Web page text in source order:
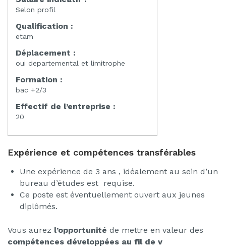
Selon profil
Qualification :
etam
Déplacement :
oui departemental et limitrophe
Formation :
bac +2/3
Effectif de l’entreprise :
20
Expérience et compétences transférables
Une expérience de 3 ans , idéalement au sein d’un
bureau d’études est requise.
Ce poste est éventuellement ouvert aux jeunes
diplômés.
Vous aurez l’opportunité de mettre en valeur des
compétences développées au fil de v